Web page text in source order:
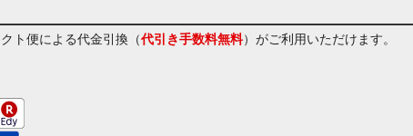
ト便による代金引換（代引き手数料無料） がご利用いただけます。